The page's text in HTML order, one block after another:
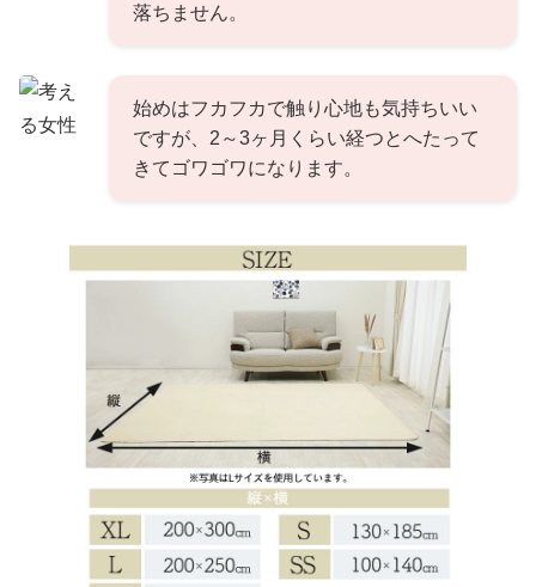
落ちません。
始めはフカフカで触り心地も気持ちいい
ですが、2～3ヶ月くらい経つとへたって
きてゴワゴワになります。